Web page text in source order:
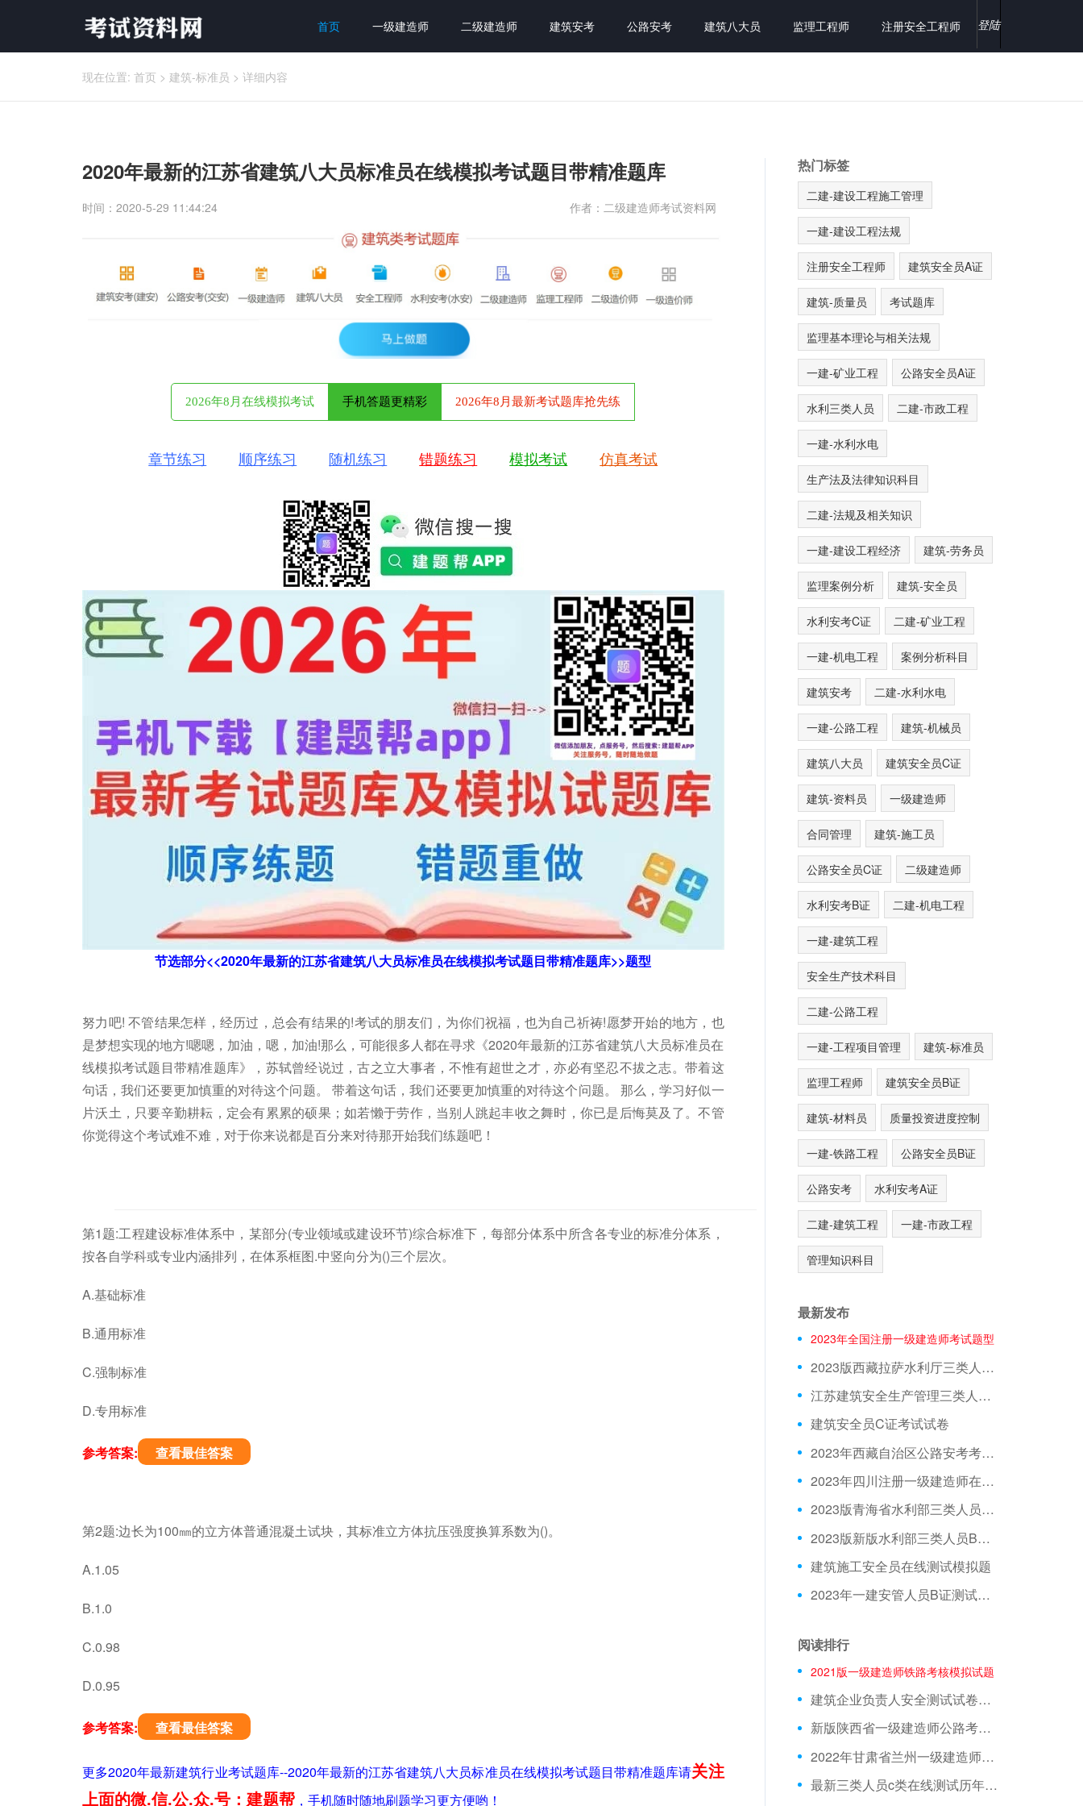
登陆
首页 一级建造师 二级建造师 建筑安考 公路安考 建筑八大员 监理工程师 注册安全工程师
现在位置: 首页 > 建筑-标准员 > 详细内容
2020年最新的江苏省建筑八大员标准员在线模拟考试题目带精准题库
时间：2020-5-29 11:44:24 作者：二级建造师考试资料网
2026年8月在线模拟考试 手机答题更精彩 2026年8月最新考试题库抢先练
章节练习 顺序练习 随机练习 错题练习 模拟考试 仿真考试
节选部分<<2020年最新的江苏省建筑八大员标准员在线模拟考试题目带精准题库>>题型
努力吧! 不管结果怎样，经历过，总会有结果的!考试的朋友们，为你们祝福，也为自己祈祷!愿梦开始的地方，也
是梦想实现的地方!嗯嗯，加油，嗯，加油!那么，可能很多人都在寻求《2020年最新的江苏省建筑八大员标准员在
线模拟考试题目带精准题库》，苏轼曾经说过，古之立大事者，不惟有超世之才，亦必有坚忍不拔之志。带着这
句话，我们还要更加慎重的对待这个问题。 带着这句话，我们还要更加慎重的对待这个问题。 那么，学习好似一
片沃土，只要辛勤耕耘，定会有累累的硕果；如若懒于劳作，当别人跳起丰收之舞时，你已是后悔莫及了。不管
你觉得这个考试难不难，对于你来说都是百分来对待那开始我们练题吧！
第1题:工程建设标准体系中，某部分(专业领域或建设环节)综合标准下，每部分体系中所含各专业的标准分体系，
按各自学科或专业内涵排列，在体系框图.中竖向分为()三个层次。
A.基础标准
B.通用标准
C.强制标准
D.专用标准
参考答案: 查看最佳答案
第2题:边长为100㎜的立方体普通混凝土试块，其标准立方体抗压强度换算系数为()。
A.1.05
B.1.0
C.0.98
D.0.95
参考答案: 查看最佳答案
更多2020年最新建筑行业考试题库--2020年最新的江苏省建筑八大员标准员在线模拟考试题目带精准题库请关注
上面的微.信.公.众.号：建题帮 ，手机随时随地刷题学习更方便哟！
热门标签
二建-建设工程施工管理
一建-建设工程法规
注册安全工程师 建筑安全员A证
建筑-质量员 考试题库
监理基本理论与相关法规
一建-矿业工程 公路安全员A证
水利三类人员 二建-市政工程
一建-水利水电
生产法及法律知识科目
二建-法规及相关知识
一建-建设工程经济 建筑-劳务员
监理案例分析 建筑-安全员
水利安考C证 二建-矿业工程
一建-机电工程 案例分析科目
建筑安考 二建-水利水电
一建-公路工程 建筑-机械员
建筑八大员 建筑安全员C证
建筑-资料员 一级建造师
合同管理 建筑-施工员
公路安全员C证 二级建造师
水利安考B证 二建-机电工程
一建-建筑工程
安全生产技术科目
二建-公路工程
一建-工程项目管理 建筑-标准员
监理工程师 建筑安全员B证
建筑-材料员 质量投资进度控制
一建-铁路工程 公路安全员B证
公路安考 水利安考A证
二建-建筑工程 一建-市政工程
管理知识科目
最新发布
2023年全国注册一级建造师考试题型
2023版西藏拉萨水利厅三类人员A证在线测试真题库
江苏建筑安全生产管理三类人员在线模拟考前押题
建筑安全员C证考试试卷
2023年西藏自治区公路安考考试模拟题
2023年四川注册一级建造师在线测试模拟题库
2023版青海省水利部三类人员C证模拟习题
2023版新版水利部三类人员B证在线测试模拟试题
建筑施工安全员在线测试模拟题
2023年一建安管人员B证测试试题
阅读排行
2021版一级建造师铁路考核模拟试题
建筑企业负责人安全测试试卷资料下载
新版陕西省一级建造师公路考试题目资料下载
2022年甘肃省兰州一级建造师法律法规模拟试题
最新三类人员c类在线测试历年真题及考试时间